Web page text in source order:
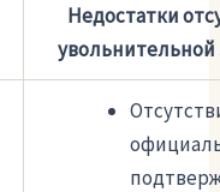
Недостатки
увольнительной